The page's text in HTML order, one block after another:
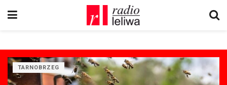
TARNOBRZEG